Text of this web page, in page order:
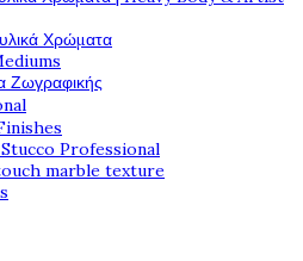
Χρώματα
Ζωγραφικής
Professional
marble texture